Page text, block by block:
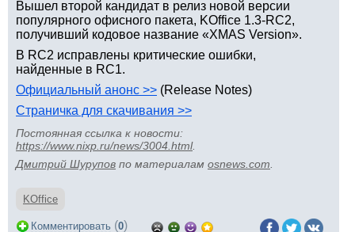
Вышел второй кандидат в релиз новой версии
популярного офисного пакета, KOffice 1.3-RC2,
получивший кодовое название «XMAS Version».
В RC2 исправлены критические ошибки,
найденные в RC1.
Официальный анонс >> (Release Notes)
Страничка для скачивания >>
Постоянная ссылка к новости:
https://www.nixp.ru/news/3004.html.
Дмитрий Шурупов по материалам osnews.com
KOffice
Комментировать (0)